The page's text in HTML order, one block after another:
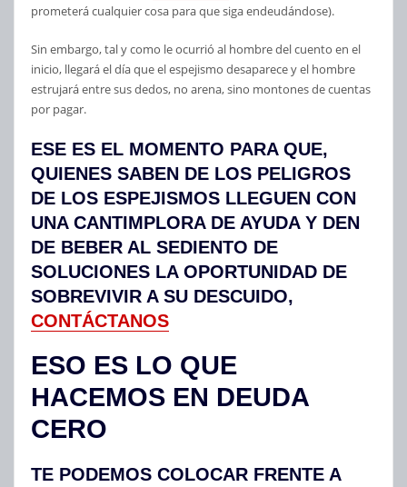
prometerá cualquier cosa para que siga endeudándose).
Sin embargo, tal y como le ocurrió al hombre del cuento en el
inicio, llegará el día que el espejismo desaparece y el hombre
estrujará entre sus dedos, no arena, sino montones de cuentas
por pagar.
ESE ES EL MOMENTO PARA QUE,
QUIENES SABEN DE LOS PELIGROS
DE LOS ESPEJISMOS LLEGUEN CON
UNA CANTIMPLORA DE AYUDA Y DEN
DE BEBER AL SEDIENTO DE
SOLUCIONES LA OPORTUNIDAD DE
SOBREVIVIR A SU DESCUIDO,
CONTÁCTANOS
ESO ES LO QUE
HACEMOS EN DEUDA
CERO
TE PODEMOS COLOCAR FRENTE A